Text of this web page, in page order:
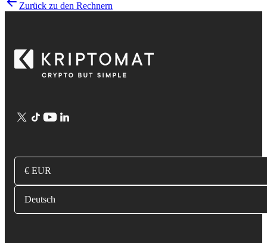
Zurück zu den Rechnern
€ EUR
Deutsch